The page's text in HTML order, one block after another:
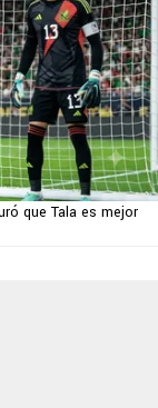
que Tala es mejor